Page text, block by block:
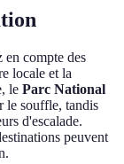
compte des
locale et la
le Parc National
le souffle, tandis
d'escalade.
peuvent